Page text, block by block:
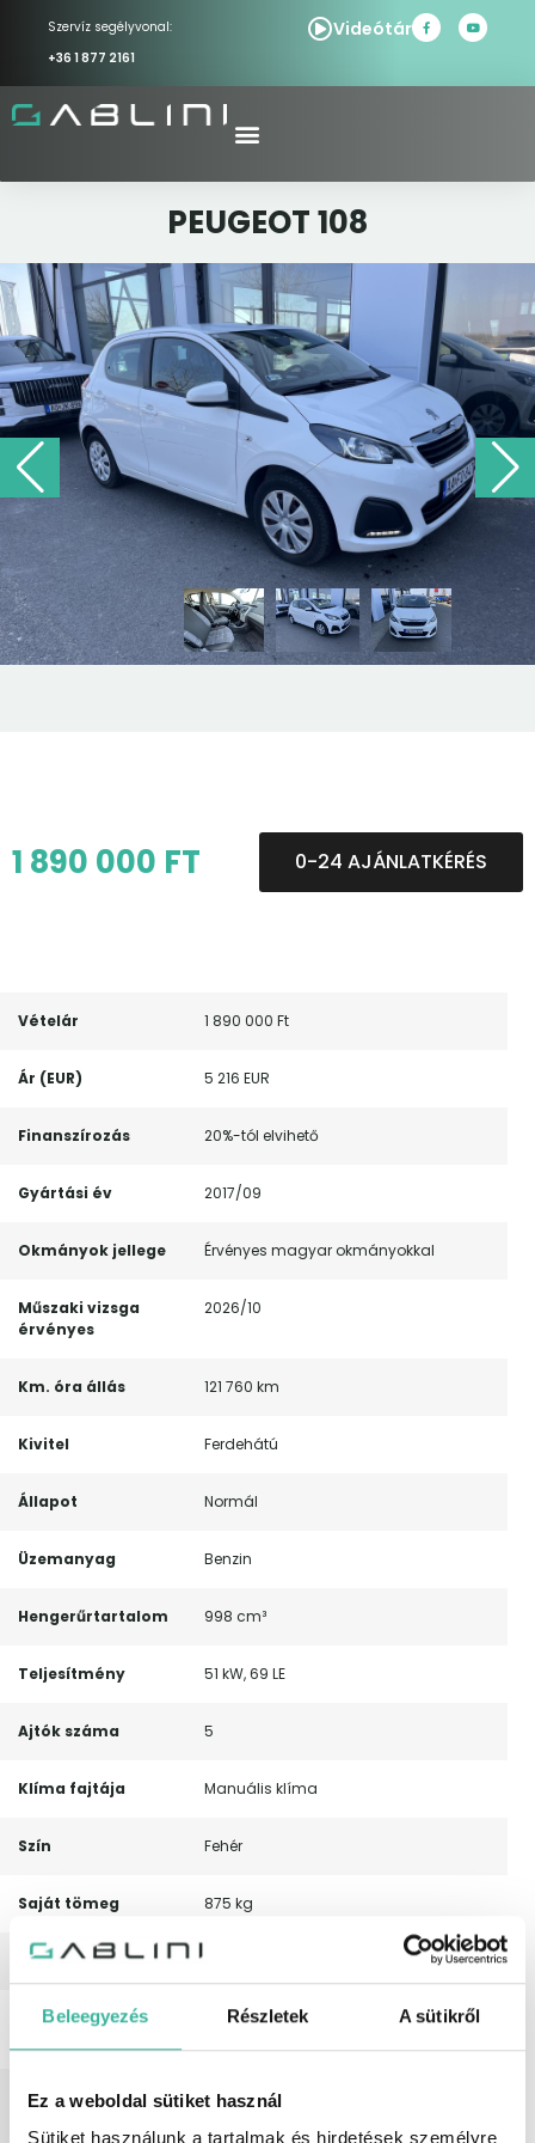
Beleegyezés Részletek A sütikről
Ez a weboldal sütiket használ
Sütiket használunk a tartalmak és hirdetések személyre
Szervíz segélyvonal:
+36 1 877 2161
Videótár
PEUGEOT 108
1 890 000 FT 0-24 AJÁNLATKÉRÉS
Vételár 1 890 000 Ft
Ár (EUR) 5 216 EUR
Finanszírozás 20%-tól elvihető
Gyártási év 2017/09
Okmányok jellege Érvényes magyar okmányokkal
Műszaki vizsga
érvényes
2026/10
Km. óra állás 121 760 km
Kivitel Ferdehátú
Állapot Normál
Üzemanyag Benzin
Hengerűrtartalom 998 cm³
Teljesítmény 51 kW, 69 LE
Ajtók száma 5
Klíma fajtája Manuális klíma
Szín Fehér
Saját tömeg 875 kg
Össztömeg
Leírás
Peugeot 108 keresi új tulajdonosát.
Felszereltség
4 hangszóró, ABS (blokkolásgátló),